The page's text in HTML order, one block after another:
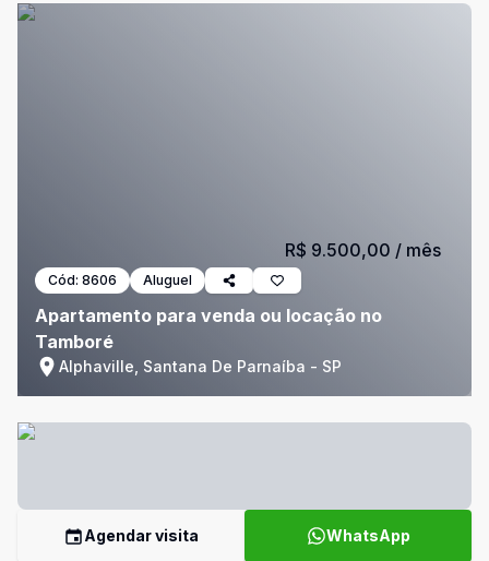
Cód: 8606 Aluguel
Apartamento para venda ou locação no
Tamboré
Alphaville, Santana De Parnaíba - SP
R$ 9.500,00 / mês
Agendar visita WhatsApp